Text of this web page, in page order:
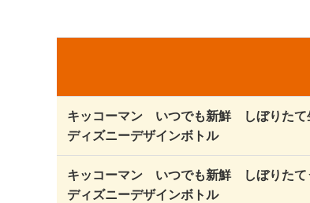
キッコーマン いつでも新鮮 しぼりたて
ディズニーデザインボトル
キッコーマン いつでも新鮮 しぼりたて
ディズニーデザインボトル